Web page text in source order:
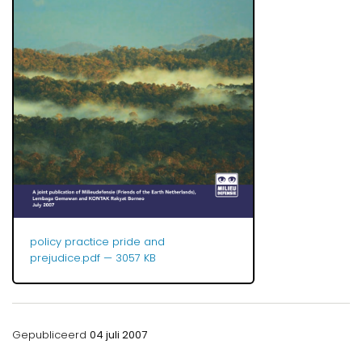
policy practice pride and
prejudice.pdf — 3057 KB
Gepubliceerd 04 juli 2007